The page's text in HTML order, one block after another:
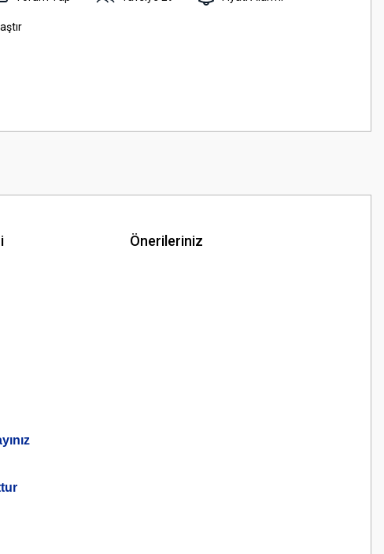
Önerileriniz